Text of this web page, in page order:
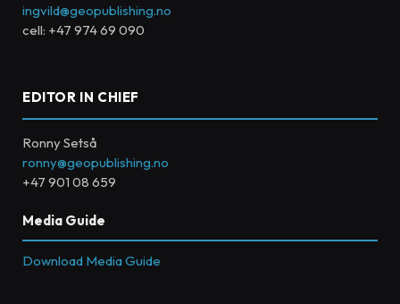
ingvild@geopublishing.no
cell: +47 974 69 090
EDITOR IN CHIEF
Ronny Setså
ronny@geopublishing.no
+47 901 08 659
Media Guide
Download Media Guide